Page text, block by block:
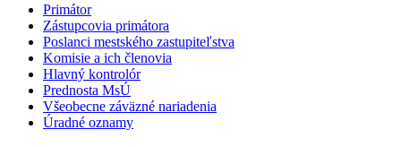
Primátor
Zástupcovia primátora
Poslanci mestského zastupiteľstva
Komisie a ich členovia
Hlavný kontrolór
Prednosta MsÚ
Všeobecne záväzné nariadenia
Úradné oznamy